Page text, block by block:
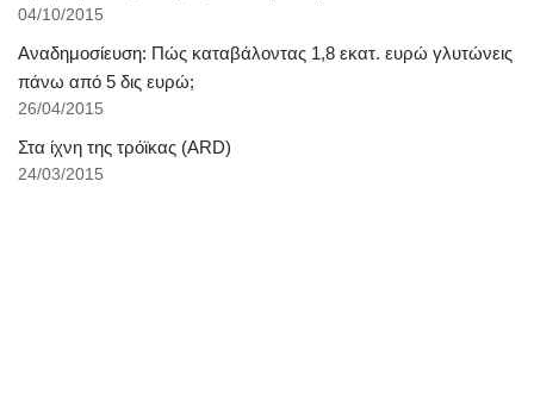
04/10/2015
Αναδημοσίευση: Πώς καταβάλοντας 1,8 εκατ. ευρώ γλυτώνεις
πάνω από 5 δις ευρώ;
26/04/2015
Στα ίχνη της τρόϊκας (ARD)
24/03/2015